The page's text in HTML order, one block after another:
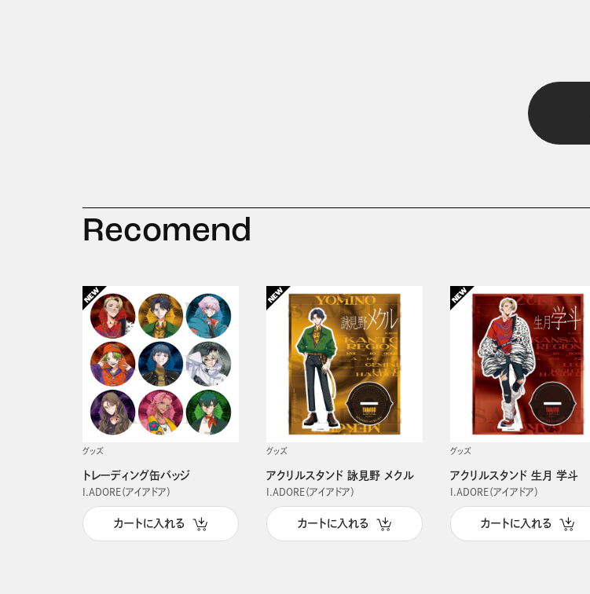
Recomend
グッズ
トレーディング缶バッジ
I.ADORE（アイアドア）
カートに入れる
グッズ
アクリルスタンド 詠見野 メクル
I.ADORE（アイアドア）
カートに入れる
グッズ
アクリルスタンド 生月 学斗
I.ADORE（アイアドア）
カートに入れる